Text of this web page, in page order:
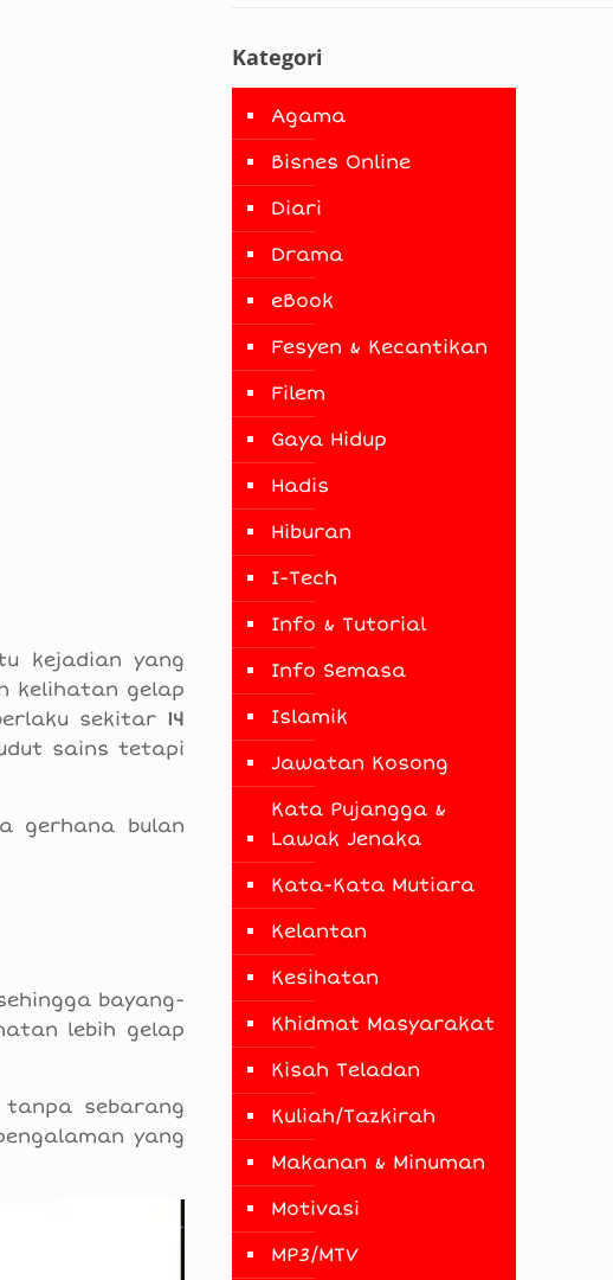
kejadian yang
kelihatan gelap
sekitar 14
sains tetapi
gerhana bulan
bayang-
lebih gelap
sebarang
yang
Kategori
Agama
Bisnes Online
Diari
Drama
eBook
Fesyen & Kecantikan
Filem
Gaya Hidup
Hadis
Hiburan
I-Tech
Info & Tutorial
Info Semasa
Islamik
Jawatan Kosong
Kata Pujangga &
Lawak Jenaka
Kata-Kata Mutiara
Kelantan
Kesihatan
Khidmat Masyarakat
Kisah Teladan
Kuliah/Tazkirah
Makanan & Minuman
Motivasi
MP3/MTV